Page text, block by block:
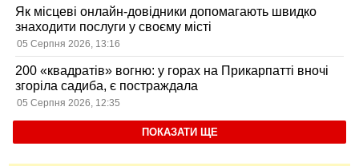
Як місцеві онлайн-довідники допомагають швидко
знаходити послуги у своєму місті
05 Серпня 2026, 13:16
200 «квадратів» вогню: у горах на Прикарпатті вночі
згоріла садиба, є постраждала
05 Серпня 2026, 12:35
ПОКАЗАТИ ЩЕ